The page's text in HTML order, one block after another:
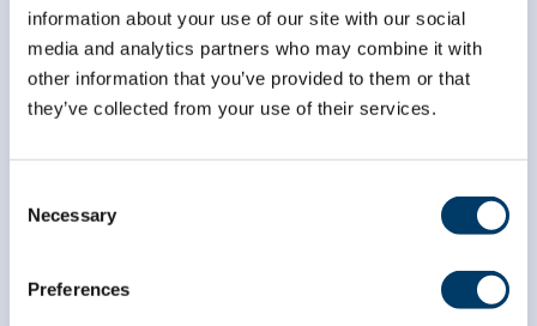
information about your use of our site with our social
media and analytics partners who may combine it with
other information that you’ve provided to them or that
they’ve collected from your use of their services.
Selection
Necessary
Preferences